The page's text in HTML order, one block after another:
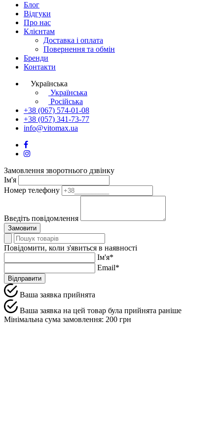
Блог
Відгуки
Про нас
Клієнтам
Доставка і оплата
Повернення та обмін
Бренди
Контакти
Українська
Українська
Російська
+38 (067) 574-01-08
+38 (057) 341-73-77
info@vitomax.ua
Замовлення зворотнього дзвінку
Ім'я
Номер телефону
Введіть повідомлення
Замовити
Повідомити, коли з'явиться в наявності
Ім'я*
Email*
Відправити
Ваша заявка прийнята
Ваша заявка на цей товар була прийнята раніше
Мінімальна сума замовлення: 200 грн